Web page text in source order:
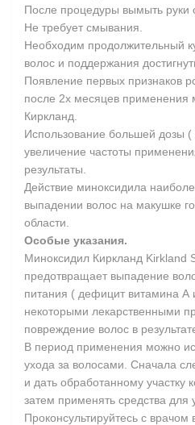
После процедуры вымыть руки
Не требует смывания.
Необходим продолжительный
волос и поддержания
Появление первых признаков
после 2х месяцев применения
Киркланд.
Использование большей дозы
увеличение частоты
результаты.
Действие миноксидила
выпадении волос на макушке
области.
Особые указания.
Миноксидил Киркланд Kirkland
предотвращает выпадение
питания ( дефицит витамина А
некоторыми лекарственными
повреждение волос в
В период применения можно
ухода за волосами. Cначала
и дать обработанному участку
затем применять средства для
Проконсультируйтесь с